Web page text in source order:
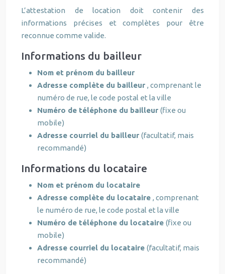
L’attestation de location doit contenir des
informations précises et complètes pour être
reconnue comme valide.
Informations du bailleur
Nom et prénom du bailleur
Adresse complète du bailleur , comprenant le
numéro de rue, le code postal et la ville
Numéro de téléphone du bailleur (fixe ou
mobile)
Adresse courriel du bailleur (facultatif, mais
recommandé)
Informations du locataire
Nom et prénom du locataire
Adresse complète du locataire , comprenant
le numéro de rue, le code postal et la ville
Numéro de téléphone du locataire (fixe ou
mobile)
Adresse courriel du locataire (facultatif, mais
recommandé)